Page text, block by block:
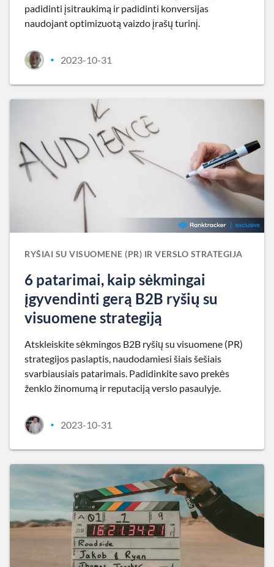
padidinti įsitraukimą ir padidinti konversijas
naudojant optimizuotą vaizdo įrašų turinį.
• 2023-10-31
RYŠIAI SU VISUOMENE (PR) IR VERSLO STRATEGIJA
6 patarimai, kaip sėkmingai
įgyvendinti gerą B2B ryšių su
visuomene strategiją
Atskleiskite sėkmingos B2B ryšių su visuomene (PR)
strategijos paslaptis, naudodamiesi šiais šešiais
svarbiausiais patarimais. Padidinkite savo prekės
ženklo žinomumą ir reputaciją verslo pasaulyje.
• 2023-10-31